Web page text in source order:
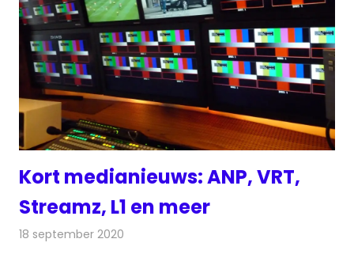
Kort medianieuws: ANP, VRT,
Streamz, L1 en meer
18 september 2020